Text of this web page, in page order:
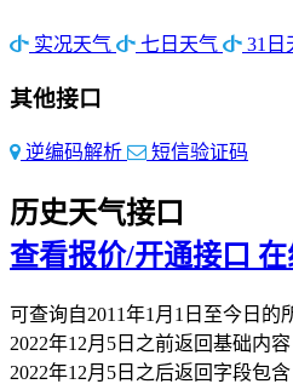
实况天气 七日天气 31日
其他接口
逆编码解析 短信验证码
历史天气接口
查看报价/开通接口
可查询自2011年1月1日至今日的
2022年12月5日之前返回基础内
2022年12月5日之后返回字段包